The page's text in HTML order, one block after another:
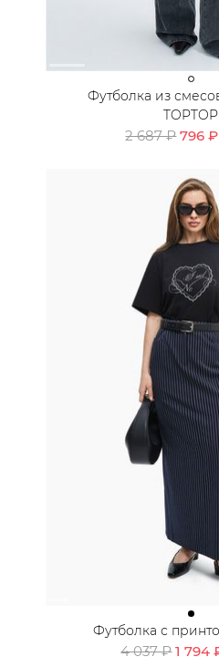
Футболка из
TOPTOP
2 687 ₽ 796 ₽
Футболка с
4 037 ₽ 1 794